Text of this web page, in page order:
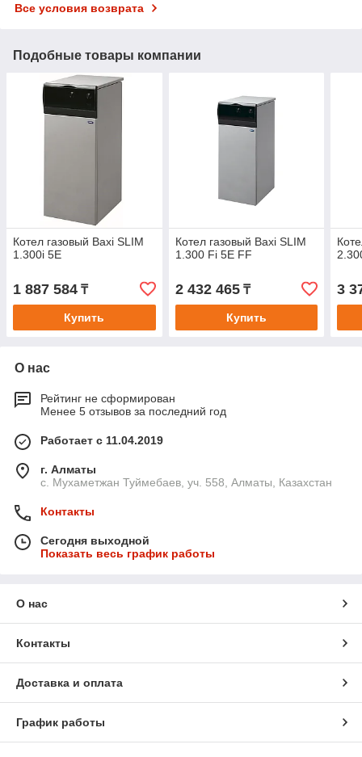
Все условия возврата
Подобные товары компании
Котел газовый Baxi SLIM
1.300i 5E
1 887 584 ₸
Купить
Котел газовый Baxi SLIM
1.300 Fi 5E FF
2 432 465₸
Купить
3
О нас
Рейтинг не сформирован
Менее 5 отзывов за последний год
Работает с 11.04.2019
г. Алматы
с. Мухаметжан Туймебаев, уч. 558, Алматы, Казахстан
Контакты
Сегодня выходной
Показать весь график работы
О нас
Контакты
Доставка и оплата
График работы